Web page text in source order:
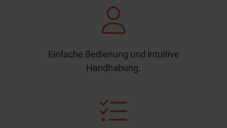
Einfache Bedienung und intuitive
Handhabung.